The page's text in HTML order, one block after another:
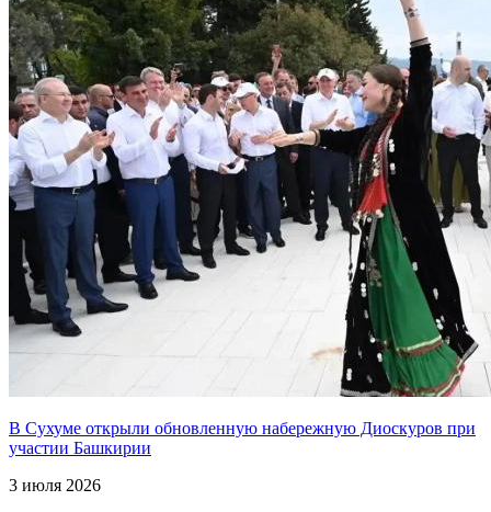
В Сухуме открыли обновленную набережную Диоскуров при
участии Башкирии
3 июля 2026